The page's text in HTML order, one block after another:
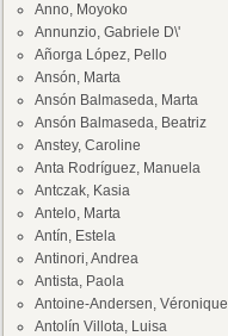
Anno, Moyoko
Annunzio, Gabriele D\'
Añorga López, Pello
Ansón, Marta
Ansón Balmaseda, Marta
Ansón Balmaseda, Beatriz
Anstey, Caroline
Anta Rodríguez, Manuela
Antczak, Kasia
Antelo, Marta
Antín, Estela
Antinori, Andrea
Antista, Paola
Antoine-Andersen, Véronique
Antolín Villota, Luisa